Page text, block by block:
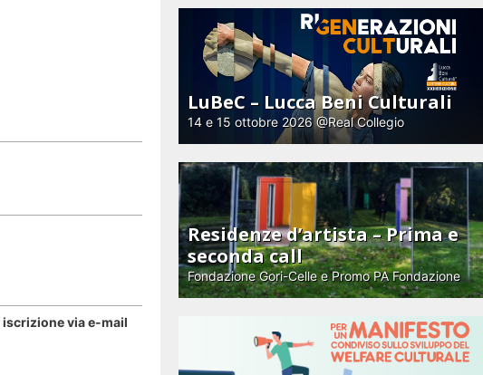
iscrizione via e-mail
LuBeC – Lucca Beni Culturali
14 e 15 ottobre 2026 @Real Collegio
Residenze d’artista – Prima e
seconda call
Fondazione Gori-Celle e Promo PA Fondazione